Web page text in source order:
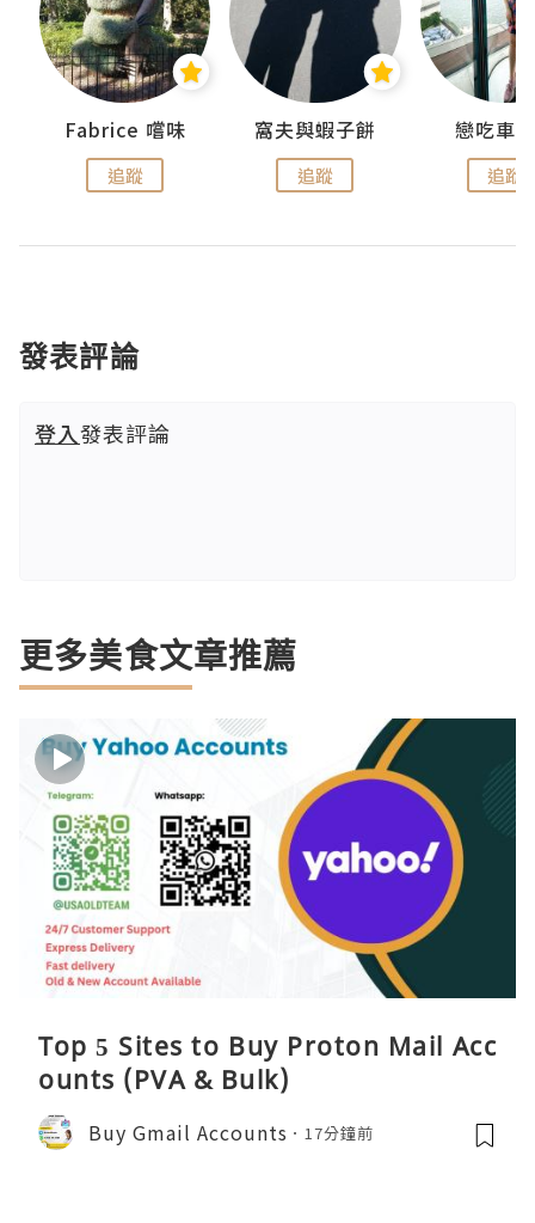
Fabrice 嚐味
追蹤
窩夫與蝦子餅
追蹤
戀吃車
追蹤
發表評論
登入發表評論
更多美食文章推薦
Top 5 Sites to Buy Proton Mail Acc
ounts (PVA & Bulk)
Buy Gmail Accounts 17分鐘前